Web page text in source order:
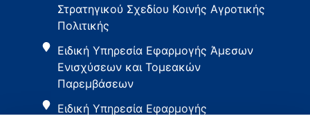
Στρατηγικού Σχεδίου Κοινής Αγροτικής
Πολιτικής
Ειδική Υπηρεσία Εφαρμογής Άμεσων
Ενισχύσεων και Τομεακών
Παρεμβάσεων
Ειδική Υπηρεσία Εφαρμογής